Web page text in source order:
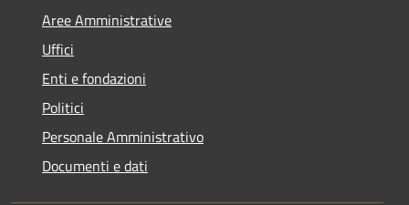
Aree Amministrative
Uffici
Enti e fondazioni
Politici
Personale Amministrativo
Documenti e dati